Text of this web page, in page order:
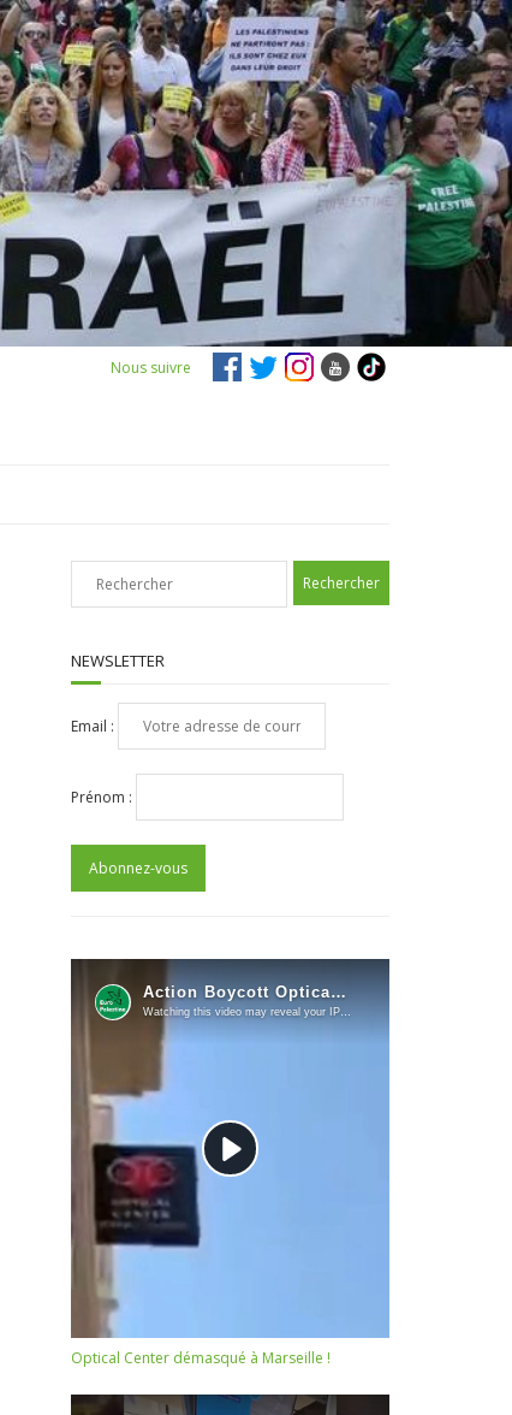
Nous suivre
NEWSLETTER
Email :
Prénom :
Optical Center démasqué à Marseille !